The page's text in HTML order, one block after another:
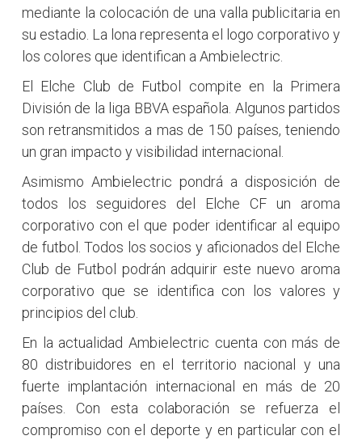
mediante la colocación de una valla publicitaria en
su estadio. La lona representa el logo corporativo y
los colores que identifican a Ambielectric.
El Elche Club de Futbol compite en la Primera
División de la liga BBVA española. Algunos partidos
son retransmitidos a mas de 150 países, teniendo
un gran impacto y visibilidad internacional.
Asimismo Ambielectric pondrá a disposición de
todos los seguidores del Elche CF un aroma
corporativo con el que poder identificar al equipo
de futbol. Todos los socios y aficionados del Elche
Club de Futbol podrán adquirir este nuevo aroma
corporativo que se identifica con los valores y
principios del club.
En la actualidad Ambielectric cuenta con más de
80 distribuidores en el territorio nacional y una
fuerte implantación internacional en más de 20
países. Con esta colaboración se refuerza el
compromiso con el deporte y en particular con el